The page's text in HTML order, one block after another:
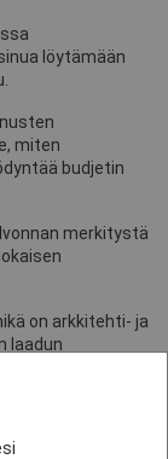
löytämään
miten
budjetin
merkitystä
on arkkitehti- ja
laadun